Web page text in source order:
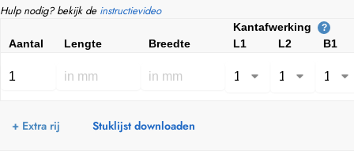
Hulp nodig? bekijk de instructievideo
Kantafwerking ?
Aantal Lengte Breedte L1 L2 B1
+ Extra rij Stuklijst downloaden